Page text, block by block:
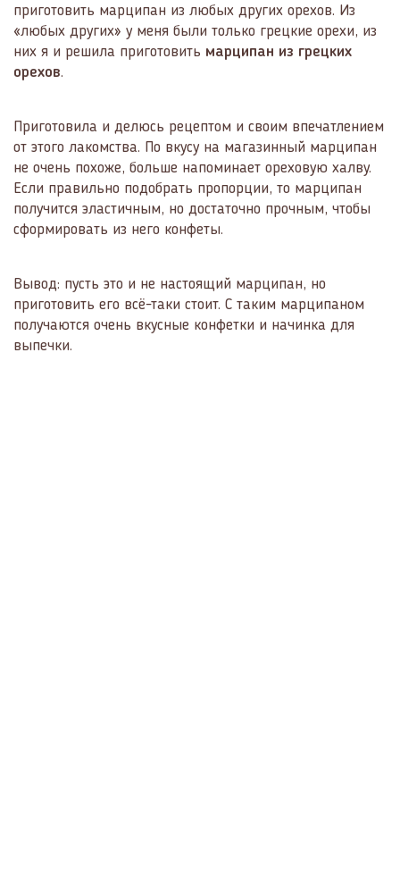
приготовить марципан из любых других орехов. Из
«любых других» у меня были только грецкие орехи, из
них я и решила приготовить марципан из грецких
орехов.
Приготовила и делюсь рецептом и своим впечатлением
от этого лакомства. По вкусу на магазинный марципан
не очень похоже, больше напоминает ореховую халву.
Если правильно подобрать пропорции, то марципан
получится эластичным, но достаточно прочным, чтобы
сформировать из него конфеты.
Вывод: пусть это и не настоящий марципан, но
приготовить его всё-таки стоит. С таким марципаном
получаются очень вкусные конфетки и начинка для
выпечки.